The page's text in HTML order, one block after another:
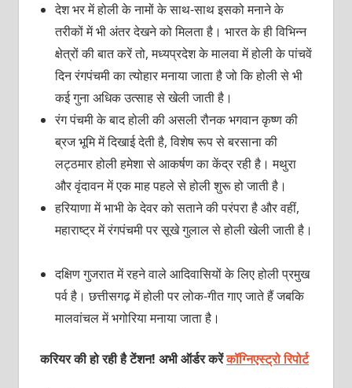
देश भर में होली के नामों के साथ-साथ इसको मनाने के
तरीकों में भी अंतर देखने को मिलता है। भारत के ही विभिन्न
क्षेत्रों की बात करें तो, मध्यप्रदेश के मालवा में होली के पांचवें
दिन रंगपंचमी का त्योहार मनाया जाता है जो कि होली से भी
कई गुना अधिक उत्साह से खेली जाती है।
रंग पंचमी के बाद होली की असली रौनक भगवान कृष्ण की
ब्रज भूमि में दिखाई देती है, विशेष रूप से बरसाना की
लट्ठमार होली हमेशा से आकर्षण का केंद्र रही है। मथुरा
और वृंदावन में एक माह पहले से होली शुरू हो जाती है।
हरियाणा में भाभी के देवर को सताने की परंपरा है और वहीं,
महाराष्ट्र में रंगपंचमी पर सूखे गुलाल से होली खेली जाती है।
दक्षिण गुजरात में रहने वाले आदिवासियों के लिए होली प्रमुख
पर्व है। छत्तीसगढ़ में होली पर लोक-गीत गाए जाते हैं जबकि
मालवांचल में भगोरिया मनाया जाता है।
करियर की हो रही है टेंशन! अभी ऑर्डर करेंकॉग्निएस्ट्रो रिपोर्ट